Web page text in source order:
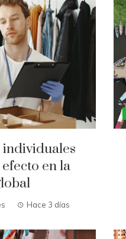
individuales
en la
Hace 3 días